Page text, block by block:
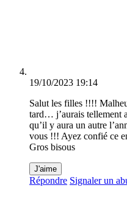
19/10/2023 19:14
Salut les filles !!!!
tard… j’aurais tellement
qu’il y aura un autre
vous !!! Ayez confié ce
Gros bisous
J'aime
Répondre Signaler un